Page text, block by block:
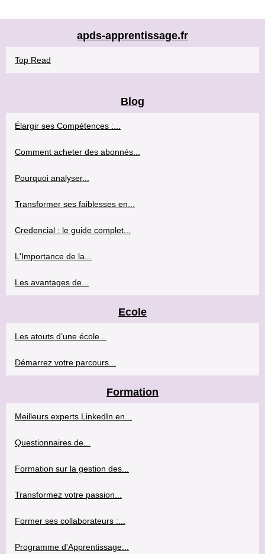
apds-apprentissage.fr
Top Read
Blog
Élargir ses Compétences :...
Comment acheter des abonnés...
Pourquoi analyser...
Transformer ses faiblesses en...
Credencial : le guide complet...
L'Importance de la...
Les avantages de...
Ecole
Les atouts d’une école...
Démarrez votre parcours...
Formation
Meilleurs experts LinkedIn en...
Questionnaires de...
Formation sur la gestion des...
Transformez votre passion...
Former ses collaborateurs :...
Programme d'Apprentissage...